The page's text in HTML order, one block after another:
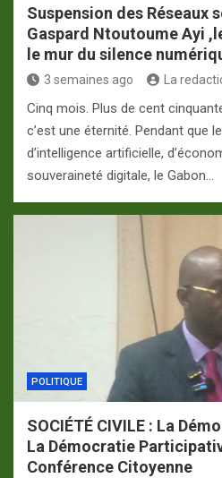
Suspension des Réseaux
Gaspard Ntoutoume Ayi
le mur du silence
3 semaines ago La
Cinq mois. Plus de cent
c’est une éternité. Pendant que
d’intelligence artificielle,
souveraineté digitale, le Gabon…
POLITIQUE
SOCIÉTÉ CIVILE : La
La Démocratie
Conférence Citoyenne